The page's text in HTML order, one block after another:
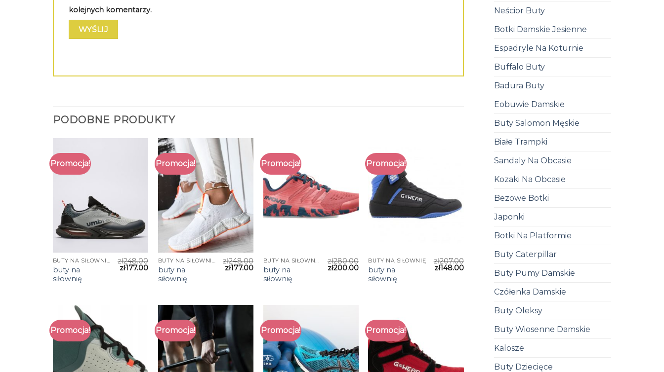
Neścior Buty
Botki Damskie Jesienne
Espadryle Na Koturnie
Buffalo Buty
Badura Buty
Eobuwie Damskie
Buty Salomon Męskie
Białe Trampki
Sandaly Na Obcasie
Kozaki Na Obcasie
Bezowe Botki
Japonki
Botki Na Platformie
Buty Caterpillar
Buty Pumy Damskie
Czółenka Damskie
Buty Oleksy
Buty Wiosenne Damskie
Kalosze
Buty Dziecięce
kolejnych komentarzy.
PODOBNE PRODUKTY
Promocja!
BUTY NA SIŁOWNIĘ
buty na
siłownię
zł248.00
zł177.00
Promocja!
BUTY NA SIŁOWNIĘ
buty na
siłownię
zł248.00
zł177.00
Promocja!
BUTY NA SIŁOWNIĘ
buty na
siłownię
zł280.00
zł200.00
Promocja!
BUTY NA SIŁOWNIĘ
buty na
siłownię
zł207.00
zł148.00
Promocja! Promocja! Promocja! Promocja!